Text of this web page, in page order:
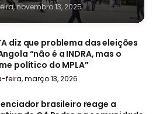
novembro 13, 2025
diz que problema das eleições
“não é a INDRA, mas o
político do MPLA”
feira, março 13, 2026
brasileiro reage a